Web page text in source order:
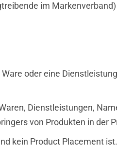
im
oder eine
Dienstleistungen,
von Produkten in
kein Product Placement ist.